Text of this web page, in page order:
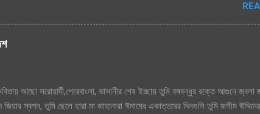
যে দেখেছি শ্রাবণে জাগেনি তো এত আশা, ভালোবাসা এ মনে সে বৃষ্টি ভেজা পায়ে
শূন্য মনে জাগে প্রেমের কাহিনী সে বৃষ্টি ভেজা পায়ে সামনে এলে হায়, ফোটে কামিনী
রিমঝিম এ ধারাতে চায় মন হারাতে রিমঝিম এ ধারাতে চায় মন হারাতে শ্রাবণের বুকে প্রেম
শ্রাবণের বুকে প্রেম কবিতা যে লিখে যায় হৃদয়ের মরু পথে জলছবি থেকে যায় জানি সেই
আছো সরোয়ার্দী,শেরেবাংলা, ভাসানীর শেষ ইচ্ছায় তুমি বঙ্গবন্ধুর রক্তে আগুনে জ্বলা
জিয়ার স্বপন, তুমি ছেলে হারা মা জাহানারা ঈমামের একাত্তরের দিনগুলি তুমি জসীম